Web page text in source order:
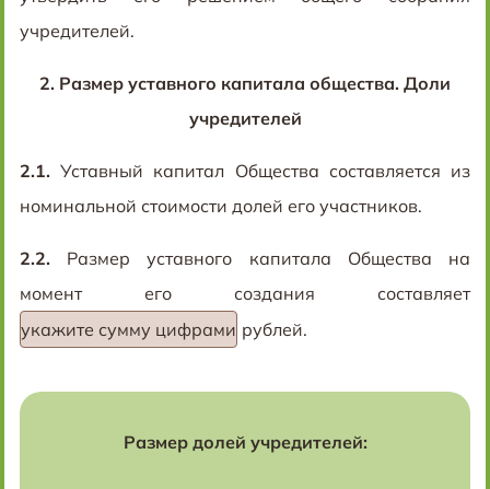
учредителей.
2. Размер уставного капитала общества. Доли
учредителей
2.1. Уставный капитал Общества составляется из
номинальной стоимости долей его участников.
2.2. Размер уставного капитала Общества на
момент его создания составляет
укажите сумму цифрами рублей.
Размер долей учредителей: